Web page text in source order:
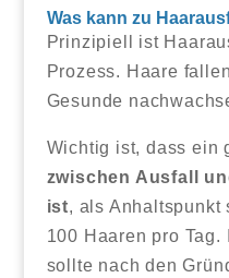
Was kann zu
Prinzipiell ist
Prozess. Haare
Gesunde
Wichtig ist, dass ein
zwischen Ausfall
ist, als Anhaltspunkt
100 Haaren pro
sollte nach den